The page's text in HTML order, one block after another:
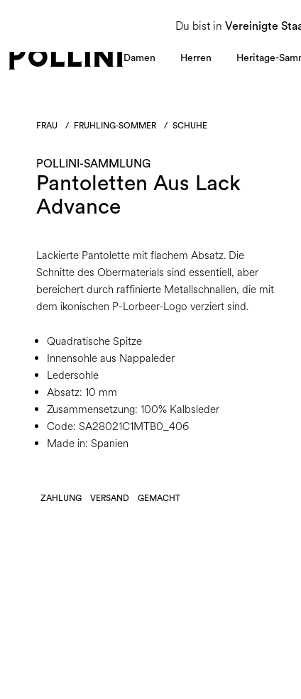
Du bist in Vereinigte
NUTZEN SIE DEN SALE UND ENTDECKEN SIE DIE NEUE HERBST/
Damen Herren Heritage-
FRAU / FRUHLING-SOMMER / SCHUHE
POLLINI-SAMMLUNG
Pantoletten Aus Lack
Advance
Lackierte Pantolette mit flachem Absatz. Die
Schnitte des Obermaterials sind essentiell, aber
bereichert durch raffinierte Metallschnallen, die mit
dem ikonischen P-Lorbeer-Logo verziert sind.
Quadratische Spitze
Innensohle aus Nappaleder
Ledersohle
Absatz: 10 mm
Zusammensetzung: 100% Kalbsleder
Code: SA28021C1MTB0_406
Made in: Spanien
ZAHLUNG VERSAND GEMACHT